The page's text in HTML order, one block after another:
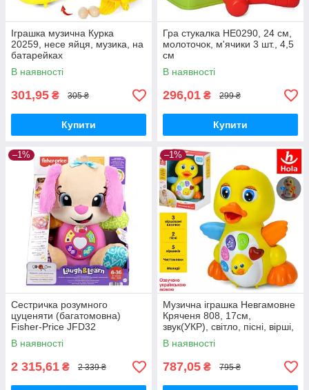
Іграшка музична Курка
20259, несе яйця, музика, на
батарейках
В наявності
301,95 ₴ 305 ₴
Купити
Гра стукалка HE0290, 24 см,
молоточок, м'ячики 3 шт., 4,5
см
В наявності
296,01 ₴ 299 ₴
Купити
–1%
Сестричка розумного
цуценяти (багатомовна)
Fisher-Price JFD32
В наявності
2 315,61 ₴ 2 339 ₴
–1%
Музична іграшка Невгамовне
Кряченя 808, 17см,
звук(УКР), світло, пісні, вірші,
їздить, рухає очами і ротом,
крякає
В наявності
787,05 ₴ 795 ₴